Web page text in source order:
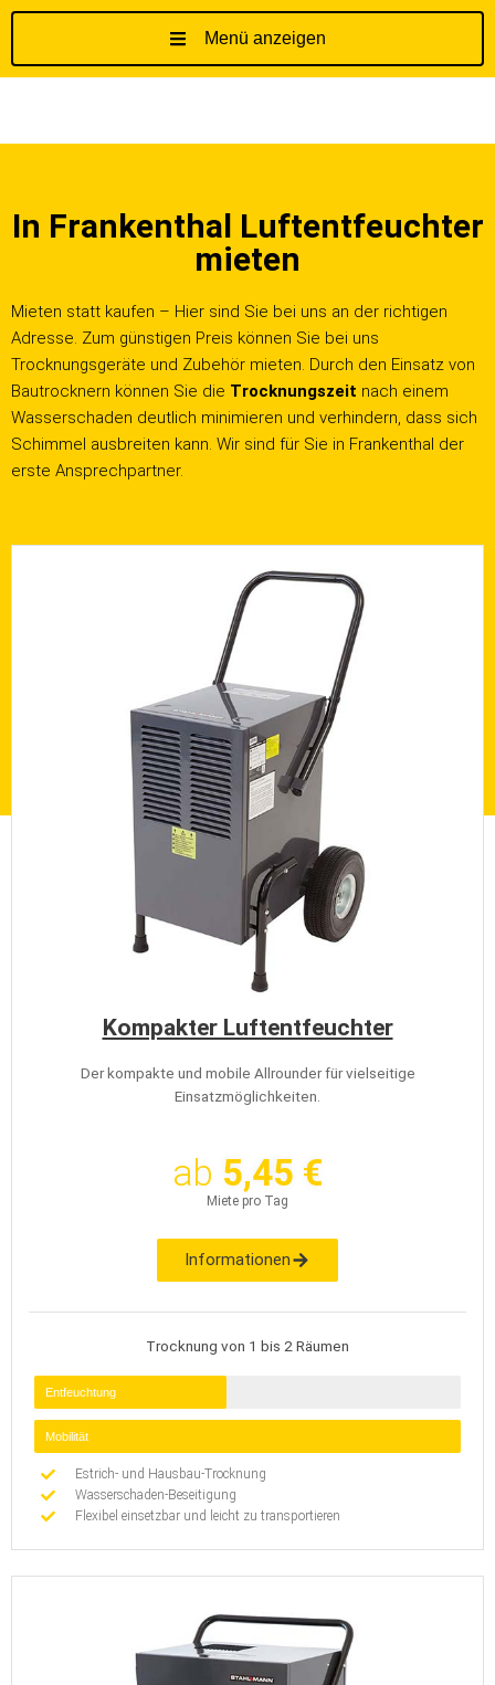
a
Menü anzeigen
In Frankenthal Luftentfeuchter
mieten
Mieten statt kaufen – Hier sind Sie bei uns an der richtigen
Adresse. Zum günstigen Preis können Sie bei uns
Trocknungsgeräte und Zubehör mieten. Durch den Einsatz von
Bautrocknern können Sie die Trocknungszeit nach einem
Wasserschaden deutlich minimieren und verhindern, dass sich
Schimmel ausbreiten kann. Wir sind für Sie in Frankenthal der
erste Ansprechpartner.
Kompakter Luftentfeuchter
Der kompakte und mobile Allrounder für vielseitige
Einsatzmöglichkeiten.
ab 5,45 €
Miete pro Tag
Informationen
Trocknung von 1 bis 2 Räumen
Entfeuchtung
Mobilität
Estrich- und Hausbau-Trocknung
Wasserschaden-Beseitigung
Flexibel einsetzbar und leicht zu transportieren